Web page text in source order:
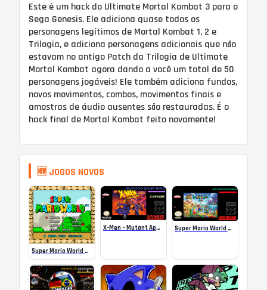
Este é um hack do Ultimate Mortal Kombat 3 para o
Sega Genesis. Ele adiciona quase todos os
personagens legítimos de Mortal Kombat 1, 2 e
Trilogia, e adiciona personagens adicionais que não
estavam no antigo Patch da Trilogia de Ultimate
Mortal Kombat agora dando a você um total de 50
personagens jogáveis! Ele também adiciona fundos,
novos movimentos, combos, movimentos finais e
amostras de áudio ausentes são restauradas. É o
hack final de Mortal Kombat feito novamente!
🆕 JOGOS NOVOS
Super Mario World SA-1 Online
X-Men – Mutant Apocalypse Rebalanced Online Super Mario World Mix Online